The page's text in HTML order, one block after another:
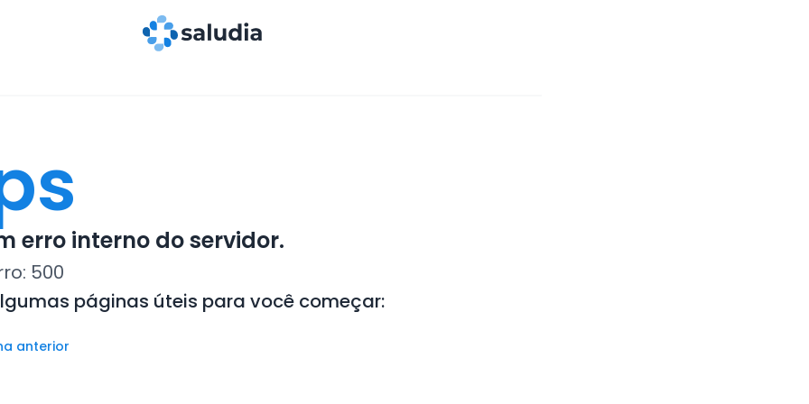
erro interno do servidor.
500
páginas úteis para você começar:
anterior